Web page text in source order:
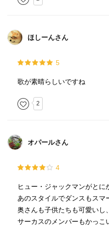
ほしーんさん
5
歌が素晴らしいですね
2
オパールさん
4
ヒュー・ジャックマンがとに
あのスタイルでダンスもスマ
奥さんも子供たちも可愛いし、
サーカスのメンバーもかっこ